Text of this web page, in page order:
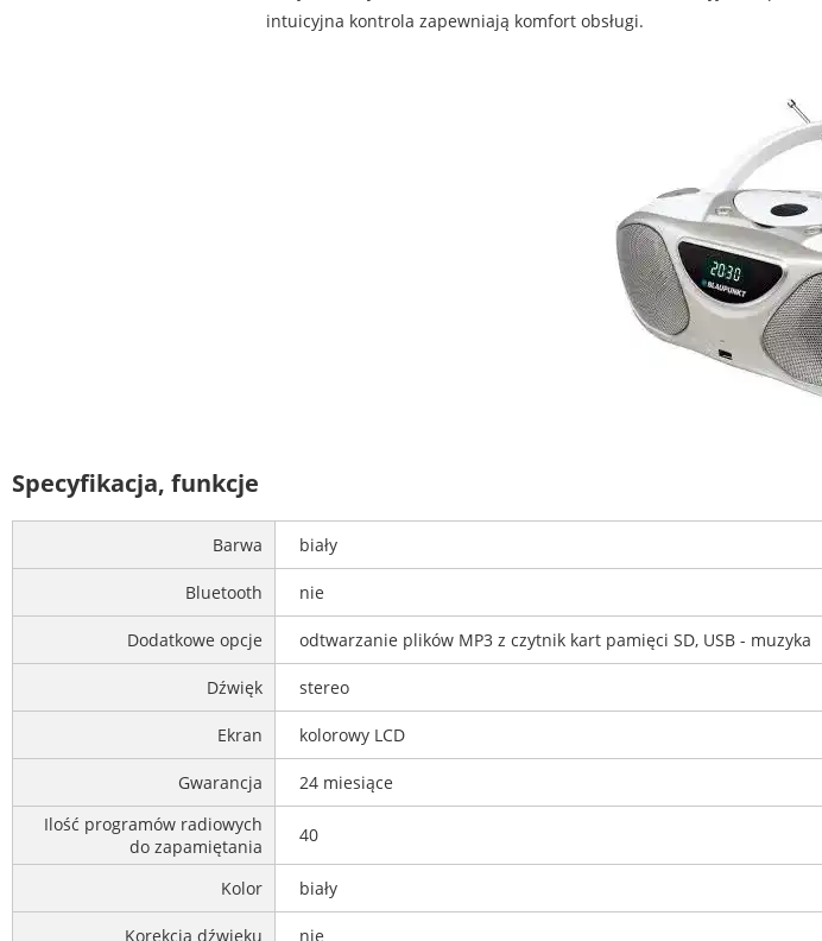
intuicyjna kontrola zapewniają komfort obsługi.
Specyfikacja, funkcje
Barwa biały
Bluetooth nie
Dodatkowe opcje odtwarzanie plików MP3 z czytnik kart pamięci SD, USB - muzyka
Dźwięk stereo
Ekran kolorowy LCD
Gwarancja
24 miesiące
Ilość programów radiowych
do zapamiętania
40
Kolor biały
Korekcja dźwięku nie